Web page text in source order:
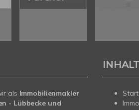
als Immobilienmakler
- Lübbecke und
INHALT
Start